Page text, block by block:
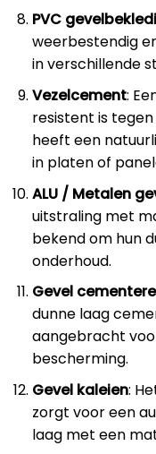
PVC
weerbestendig
in verschillende
Vezelcement:
resistent is
heeft een
in platen of
ALU / Metalen
uitstraling met
bekend om hun
onderhoud.
Gevel
dunne laag
aangebracht
bescherming.
Gevel kaleien:
zorgt voor een
laag met een